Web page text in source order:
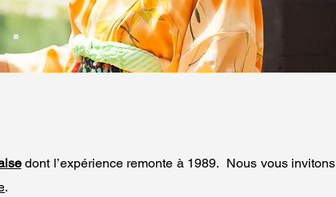
dont l’expérience remonte à 1989. Nous vous invitons
.